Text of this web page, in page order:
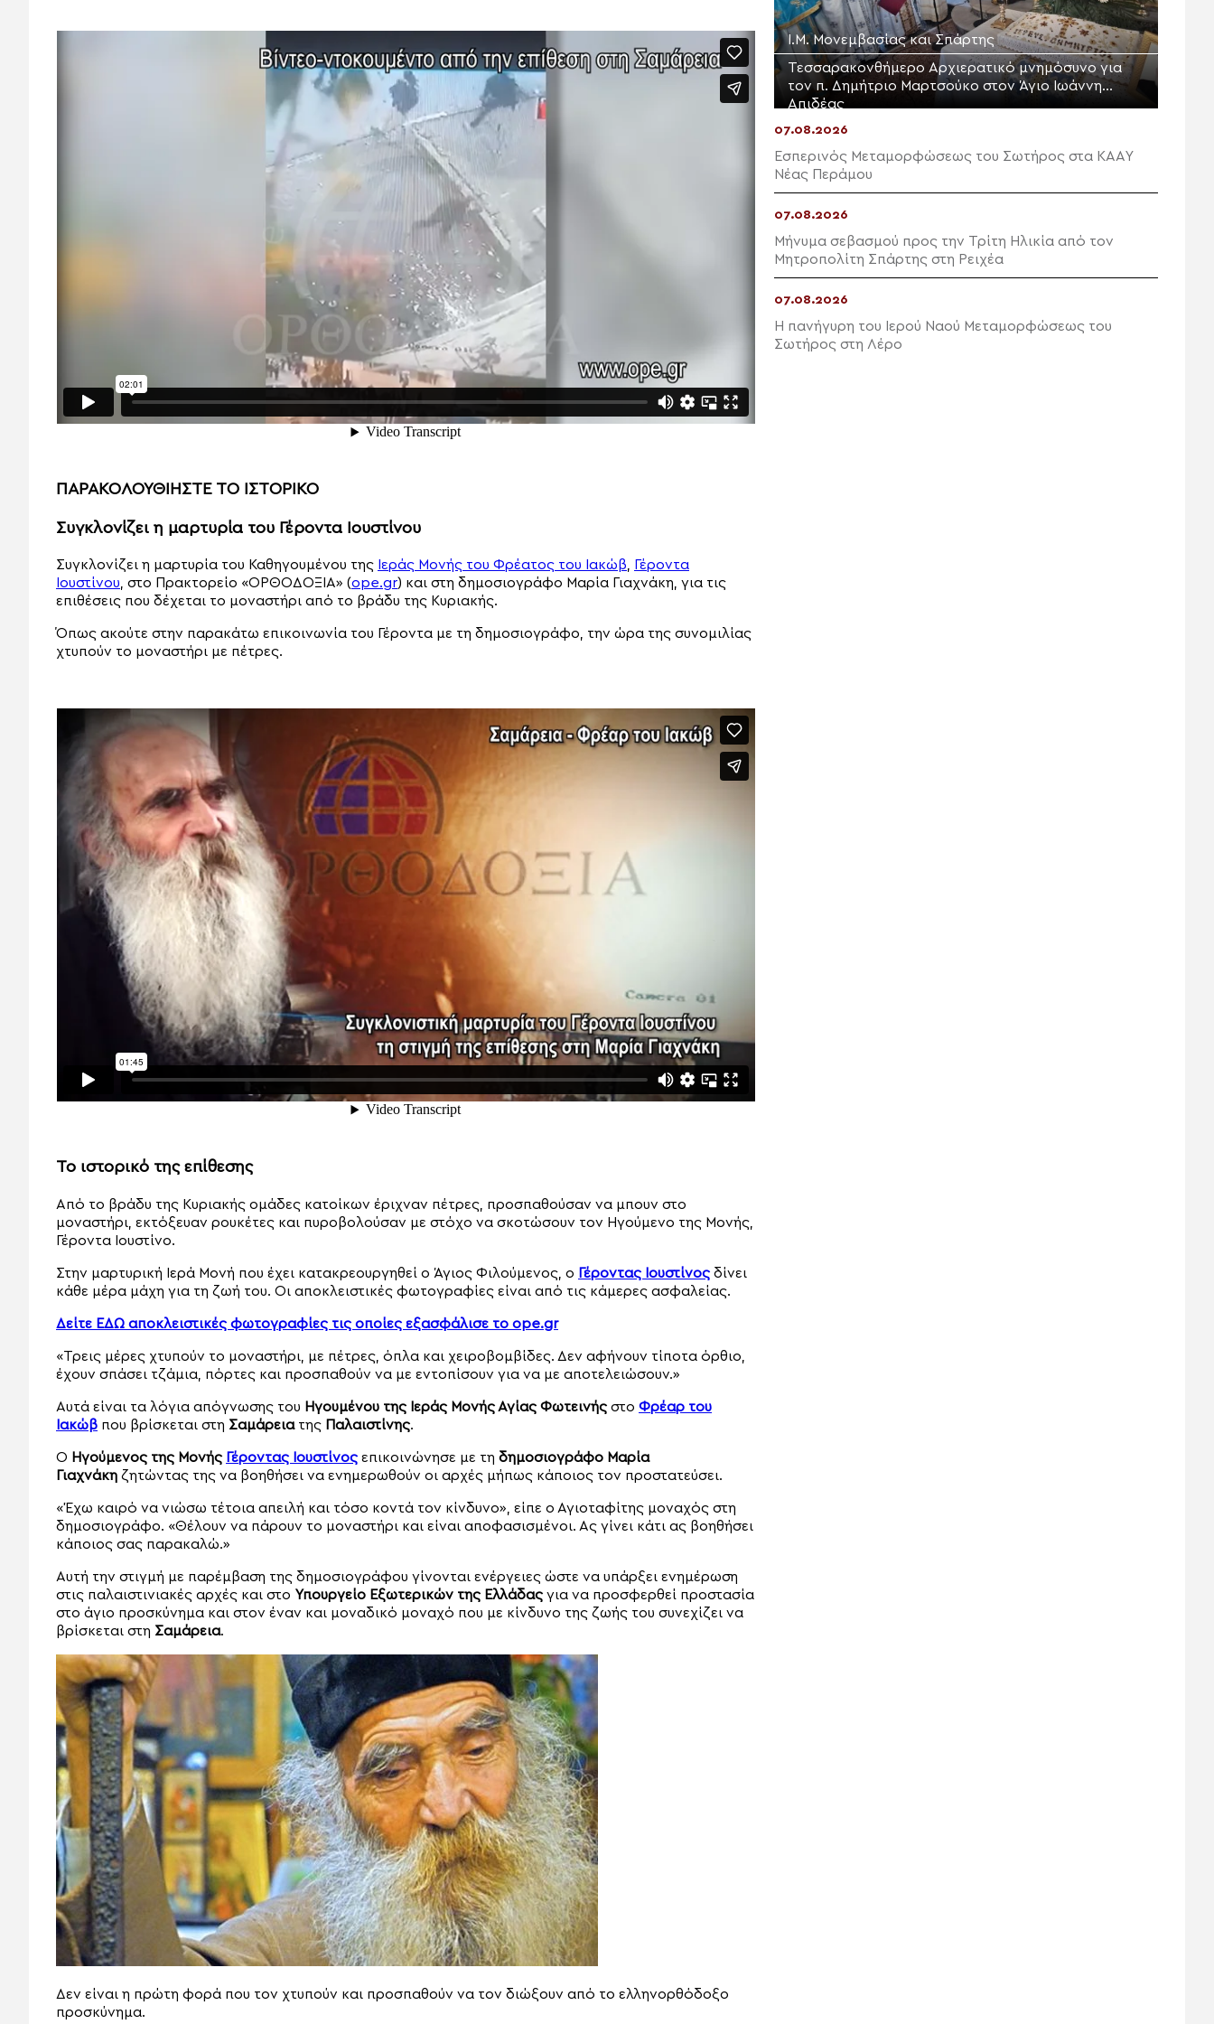
ΠΑΡΑΚΟΛΟΥΘΙΗΣΤΕ ΤΟ ΙΣΤΟΡΙΚΟ
Συγκλονίζει η μαρτυρία του Γέροντα Ιουστίνου
Συγκλονίζει η μαρτυρία του Καθηγουμένου της Ιεράς Μονής του Φρέατος του Ιακώβ, Γέροντα
Ιουστίνου, στο Πρακτορείο «ΟΡΘΟΔΟΞΙΑ» (ope.gr) και στη δημοσιογράφο Μαρία Γιαχνάκη, για τις
επιθέσεις που δέχεται το μοναστήρι από το βράδυ της Κυριακής.
Όπως ακούτε στην παρακάτω επικοινωνία του Γέροντα με τη δημοσιογράφο, την ώρα της συνομιλίας
χτυπούν το μοναστήρι με πέτρες.
Το ιστορικό της επίθεσης
Από το βράδυ της Κυριακής ομάδες κατοίκων έριχναν πέτρες, προσπαθούσαν να μπουν στο
μοναστήρι, εκτόξευαν ρουκέτες και πυροβολούσαν με στόχο να σκοτώσουν τον Ηγούμενο της Μονής,
Γέροντα Ιουστίνο.
Στην μαρτυρική Ιερά Μονή που έχει κατακρεουργηθεί ο Άγιος Φιλούμενος, ο Γέροντας Ιουστίνος δίνει
κάθε μέρα μάχη για τη ζωή του. Οι αποκλειστικές φωτογραφίες είναι από τις κάμερες ασφαλείας.
Δείτε ΕΔΩ αποκλειστικές φωτογραφίες τις οποίες εξασφάλισε το ope.gr
«Τρεις μέρες χτυπούν το μοναστήρι, με πέτρες, όπλα και χειροβομβίδες. Δεν αφήνουν τίποτα όρθιο,
έχουν σπάσει τζάμια, πόρτες και προσπαθούν να με εντοπίσουν για να με αποτελειώσουν.»
Αυτά είναι τα λόγια απόγνωσης του Ηγουμένου της Ιεράς Μονής Αγίας Φωτεινής στο Φρέαρ του
Ιακώβ που βρίσκεται στη Σαμάρειατης Παλαιστίνης.
Ο Ηγούμενος της Μονής Γέροντας Ιουστίνος επικοινώνησε με τη δημοσιογράφο Μαρία
Γιαχνάκη ζητώντας της να βοηθήσει να ενημερωθούν οι αρχές μήπως κάποιος τον προστατεύσει.
«Έχω καιρό να νιώσω τέτοια απειλή και τόσο κοντά τον κίνδυνο», είπε ο Αγιοταφίτης μοναχός στη
δημοσιογράφο. «Θέλουν να πάρουν το μοναστήρι και είναι αποφασισμένοι. Ας γίνει κάτι ας βοηθήσει
κάποιος σας παρακαλώ.»
Αυτή την στιγμή με παρέμβαση της δημοσιογράφου γίνονται ενέργειες ώστε να υπάρξει ενημέρωση
στις παλαιστινιακές αρχές και στο Υπουργείο Εξωτερικών της Ελλάδας για να προσφερθεί προστασία
στο άγιο προσκύνημα και στον έναν και μοναδικό μοναχό που με κίνδυνο της ζωής του συνεχίζει να
βρίσκεται στη Σαμάρεια.
Δεν είναι η πρώτη φορά που τον χτυπούν και προσπαθούν να τον διώξουν από το ελληνορθόδοξο
προσκύνημα.
Ι.Μ. Μονεμβασίας και Σπάρτης
Τεσσαρακονθήμερο Αρχιερατικό μνημόσυνο για
τον π. Δημήτριο Μαρτσούκο στον Άγιο Ιωάννη
Απιδέας
07.08.2026
Εσπερινός Μεταμορφώσεως του Σωτήρος στα ΚΑΑΥ
Νέας Περάμου
07.08.2026
Μήνυμα σεβασμού προς την Τρίτη Ηλικία από τον
Μητροπολίτη Σπάρτης στη Ρειχέα
07.08.2026
Η πανήγυρη του Ιερού Ναού Μεταμορφώσεως του
Σωτήρος στη Λέρο